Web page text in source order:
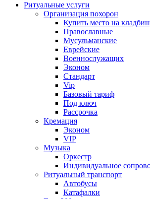
Ритуальные услуги
Организация похорон
Купить место на
Православные
Мусульманские
Еврейские
Военнослужащих
Эконом
Стандарт
Vip
Базовый тариф
Под ключ
Рассрочка
Кремация
Эконом
VIP
Музыка
Оркестр
Индивидуальное
Ритуальный транспорт
Автобусы
Катафалки